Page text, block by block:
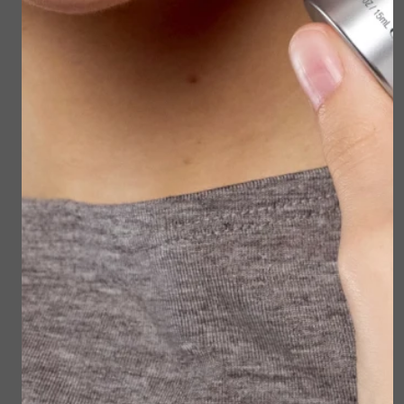
Moisturizer
€ 84,00
Bekijken
Pro-Collagen
Banking Water
Cream
€ 84,00
Bekijken